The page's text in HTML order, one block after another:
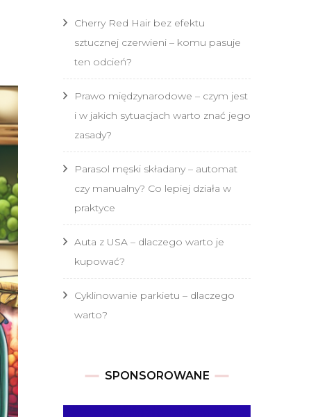
Cherry Red Hair bez efektu
sztucznej czerwieni – komu pasuje
ten odcień?
Prawo międzynarodowe – czym jest
i w jakich sytuacjach warto znać jego
zasady?
Parasol męski składany – automat
czy manualny? Co lepiej działa w
praktyce
Auta z USA – dlaczego warto je
kupować?
Cyklinowanie parkietu – dlaczego
warto?
SPONSOROWANE